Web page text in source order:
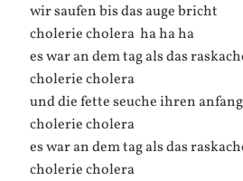
wir saufen bis das auge bricht
cholerie cholera  ha ha ha
es war an dem tag als das
cholerie cholera
und die fette seuche ihren
cholerie cholera
es war an dem tag als das
cholerie cholera